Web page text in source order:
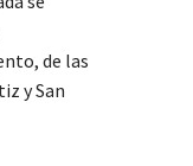
de las
y San